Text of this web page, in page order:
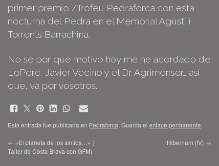
primer premio /Trofeu Pedraforca con esta
nocturna del Pedra en el Memorial Agustí i
Torrents Barrachina.
No sé por qué motivo hoy me he acordado de
LoPere, Javier Vecino y el Dr. Agrimensor… así
que, va por vosotros.
Esta entrada fue publicada en Pedraforca. Guarda el enlace permanente.
← «El planeta de los simios…» (
Taller de Costa Brava con GFM)
Hibernum (IV) →